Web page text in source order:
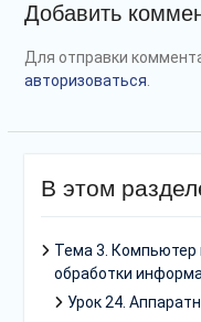
Добавить
Для отправки
авторизоваться.
В этом
Тема 3. Компьютер
обработки
Урок 24.